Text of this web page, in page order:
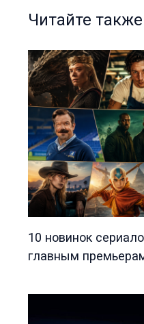
Читайте также
10 новинок
главным